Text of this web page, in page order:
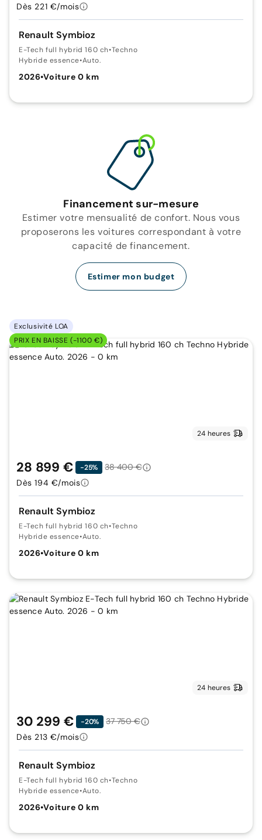
Renault Symbioz
E-Tech full hybrid 160 ch•Techno
Hybride essence•Auto.
2026•Voiture 0 km
Dès 221 €/mois
Financement sur-mesure
Estimer votre mensualité de confort. Nous vous
proposerons les voitures correspondant à votre
capacité de financement.
Estimer mon budget
Exclusivité LOA
PRIX EN BAISSE (-1100 €)
24 heures
Renault Symbioz
E-Tech full hybrid 160 ch•Techno
Hybride essence•Auto.
2026•Voiture 0 km
28 899 € -25%
38 400 €
Dès 194 €/mois
24 heures
Renault Symbioz
E-Tech full hybrid 160 ch•Techno
Hybride essence•Auto.
2026•Voiture 0 km
30 299 € -20%
37 750 €
Dès 213 €/mois